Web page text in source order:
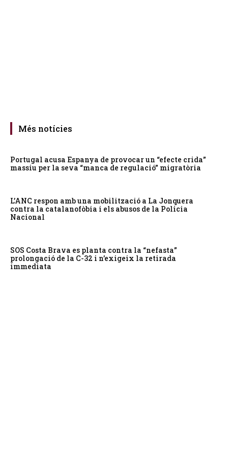
Més notícies
Portugal acusa Espanya de provocar un “efecte crida”
massiu per la seva “manca de regulació” migratòria
L’ANC respon amb una mobilització a La Jonquera
contra la catalanofòbia i els abusos de la Policia
Nacional
SOS Costa Brava es planta contra la “nefasta”
prolongació de la C-32 i n’exigeix la retirada
immediata